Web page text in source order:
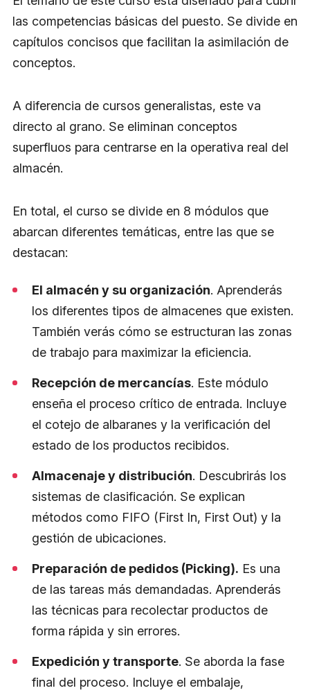
las competencias básicas del puesto. Se divide en
capítulos concisos que facilitan la asimilación de
conceptos.
A diferencia de cursos generalistas, este va
directo al grano. Se eliminan conceptos
superfluos para centrarse en la operativa real del
almacén.
En total, el curso se divide en 8 módulos que
abarcan diferentes temáticas, entre las que se
destacan:
El almacén y su organización. Aprenderás
los diferentes tipos de almacenes que existen.
También verás cómo se estructuran las zonas
de trabajo para maximizar la eficiencia.
Recepción de mercancías. Este módulo
enseña el proceso crítico de entrada. Incluye
el cotejo de albaranes y la verificación del
estado de los productos recibidos.
Almacenaje y distribución. Descubrirás los
sistemas de clasificación. Se explican
métodos como FIFO (First In, First Out) y la
gestión de ubicaciones.
Preparación de pedidos (Picking). Es una
de las tareas más demandadas. Aprenderás
las técnicas para recolectar productos de
forma rápida y sin errores.
Expedición y transporte. Se aborda la fase
final del proceso. Incluye el embalaje,